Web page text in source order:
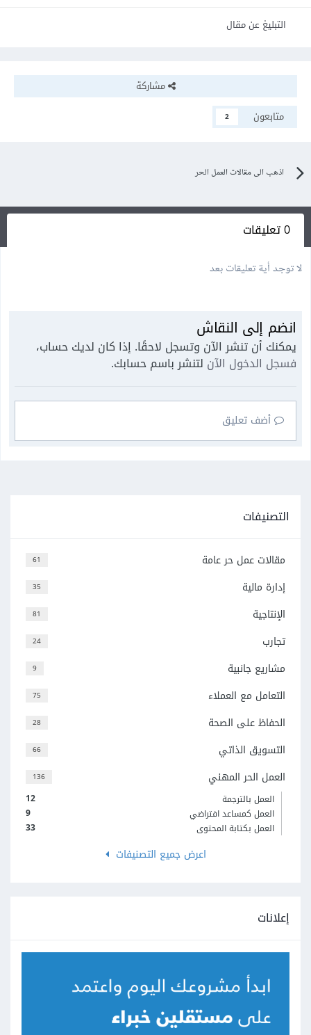
التبليغ عن مقال
مشاركة
متابعون
2
اذهب الى مقالات العمل الحر
0 تعليقات
لا توجد أية تعليقات بعد
انضم إلى النقاش
يمكنك أن تنشر الآن وتسجل لاحقًا. إذا كان لديك حساب،
فسجل الدخول الآن لتنشر باسم حسابك.
أضف تعليق
التصنيفات
61 مقالات عمل حر عامة
35 إدارة مالية
81 الإنتاجية
24 تجارب
9 مشاريع جانبية
75 التعامل مع العملاء
28 الحفاظ على الصحة
66 التسويق الذاتي
136 العمل الحر المهني
12
العمل بالترجمة
9
العمل كمساعد افتراضي
33
العمل بكتابة المحتوى
اعرض جميع التصنيفات
إعلانات